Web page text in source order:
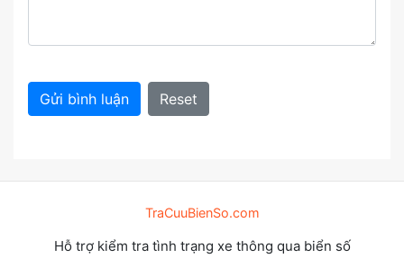
Gửi bình luận Reset
TraCuuBienSo.com
Hỗ trợ kiểm tra tình trạng xe thông qua biển số